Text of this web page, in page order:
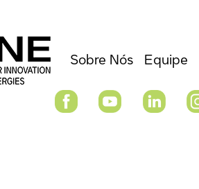
Sobre Nós Equipe